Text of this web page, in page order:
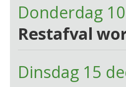
Donderdag
Restafval
Dinsdag 15